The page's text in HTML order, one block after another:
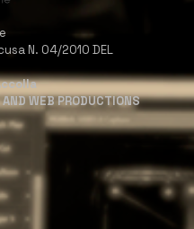
N. 04/2010 DEL
WEB PRODUCTIONS